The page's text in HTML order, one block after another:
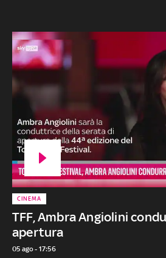
TFF, Ambra Angiolini
apertura
CINEMA
05 ago - 17:56